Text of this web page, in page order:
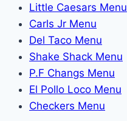
Little Caesars Menu
Carls Jr Menu
Del Taco Menu
Shake Shack Menu
P.F Changs Menu
El Pollo Loco Menu
Checkers Menu